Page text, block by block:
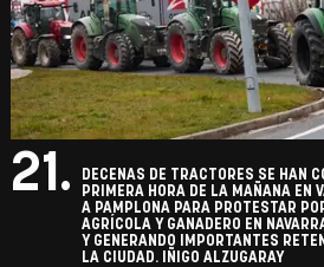
21.
DECENAS DE TRACTORES SE HAN
PRIMERA HORA DE LA MAÑANA EN
A PAMPLONA PARA PROTESTAR
AGRÍCOLA Y GANADERO EN
Y GENERANDO IMPORTANTES
LA CIUDAD. IÑIGO ALZUGARAY